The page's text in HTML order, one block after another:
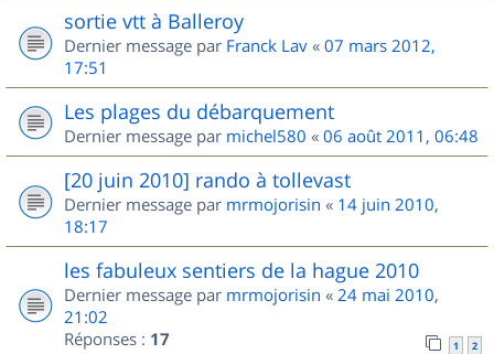
sortie vtt à Balleroy
Dernier message par Franck Lav « 07 mars 2012,
17:51
Les plages du débarquement
Dernier message par michel580 « 06 août 2011, 06:48
[20 juin 2010] rando à tollevast
Dernier message par mrmojorisin « 14 juin 2010,
18:17
les fabuleux sentiers de la hague 2010
Dernier message par mrmojorisin « 24 mai 2010,
21:02
Réponses : 17 1 2